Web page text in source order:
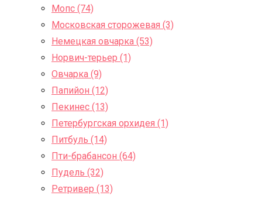
Мопс (74)
Московская сторожевая (3)
Немецкая овчарка (53)
Норвич-терьер (1)
Овчарка (9)
Папийон (12)
Пекинес (13)
Петербургская орхидея (1)
Питбуль (14)
Пти-брабансон (64)
Пудель (32)
Ретривер (13)